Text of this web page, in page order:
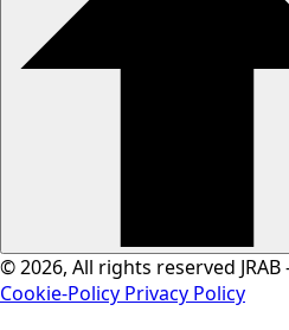
© 2026, All rights reserved JRAB -
Cookie-Policy Privacy Policy